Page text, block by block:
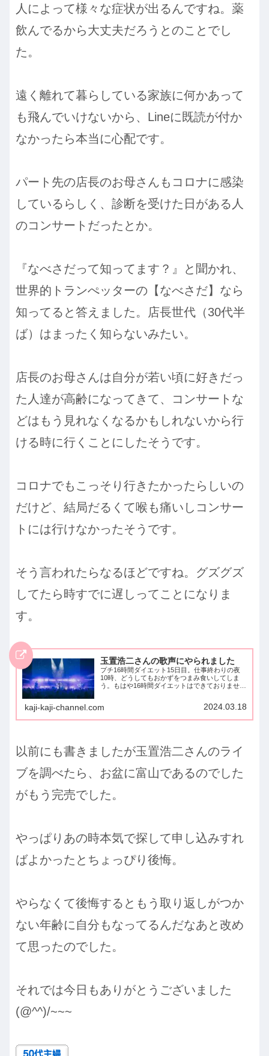
人によって様々な症状が出るんですね。薬
飲んでるから大丈夫だろうとのことでし
た。
遠く離れて暮らしている家族に何かあって
も飛んでいけないから、Lineに既読が付か
なかったら本当に心配です。
パート先の店長のお母さんもコロナに感染
しているらしく、診断を受けた日がある人
のコンサートだったとか。
『なべさだって知ってます？』と聞かれ、
世界的トランぺッターの【なべさだ】なら
知ってると答えました。店長世代（30代半
ば）はまったく知らないみたい。
店長のお母さんは自分が若い頃に好きだっ
た人達が高齢になってきて、コンサートな
どはもう見れなくなるかもしれないから行
ける時に行くことにしたそうです。
コロナでもこっそり行きたかったらしいの
だけど、結局だるくて喉も痛いしコンサー
トには行けなかったそうです。
そう言われたらなるほどですね。グズグズ
してたら時すでに遅しってことになりま
す。
玉置浩二さんの歌声にやられました
プチ16時間ダイエット15日目。仕事終わりの夜
10時、どうしてもおかずをつまみ食いしてしま
う。もはや16時間ダイエットはできておりません
二 いい...
kaji-kaji-channel.com 2024.03.18
以前にも書きましたが玉置浩二さんのライ
ブを調べたら、お盆に富山であるのでした
がもう完売でした。
やっぱりあの時本気で探して申し込みすれ
ばよかったとちょっぴり後悔。
やらなくて後悔するともう取り返しがつか
ない年齢に自分もなってるんだなあと改め
て思ったのでした。
それでは今日もありがとうございました
(@^^)/~~~